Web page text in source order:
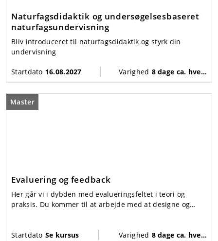
Naturfagsdidaktik og undersøgelsesbaseret
naturfagsundervisning
Bliv introduceret til naturfagsdidaktik og styrk din
undervisning
Startdato 16.08.2027 Varighed 8 dage ca. hver anden mandag fra august-december
Master
Evaluering og feedback
Her går vi i dybden med evalueringsfeltet i teori og
praksis. Du kommer til at arbejde med at designe og
forskning.
Startdato Se kursus Varighed 8 dage ca. hver anden mandag fra august-december